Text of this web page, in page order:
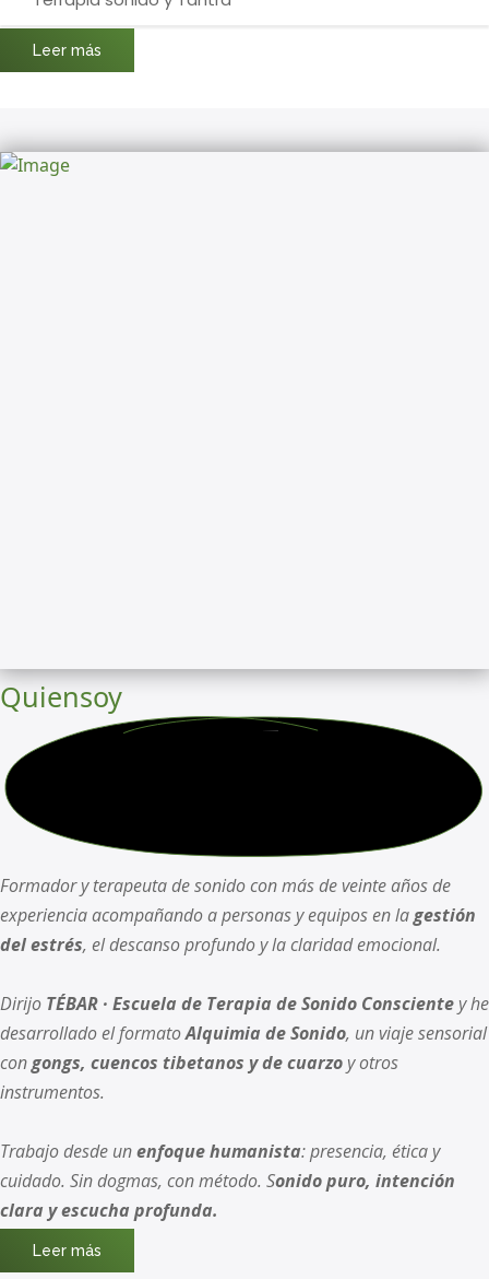
Leer más
Quiensoy
Formador y terapeuta de sonido con más de veinte años de
experiencia acompañando a personas y equipos en lagestión
del estrés, el descanso profundo y la claridad emocional.
Dirijo TÉBAR · Escuela de Terapia de Sonido Conscientey he
desarrollado el formatoAlquimia de Sonido, un viaje sensorial
congongs, cuencos tibetanos y de cuarzoy otros
instrumentos.
Trabajo desde unenfoque humanista: presencia, ética y
cuidado. Sin dogmas, con método. Sonido puro, intención
clara y escucha profunda.
Leer más